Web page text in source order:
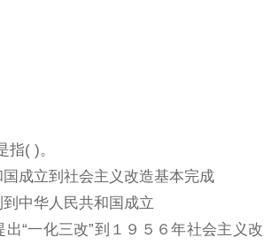
指( )。
成立到社会主义改造基本完成
中华人民共和国成立
“一化三改”到１９５６年社会主义改